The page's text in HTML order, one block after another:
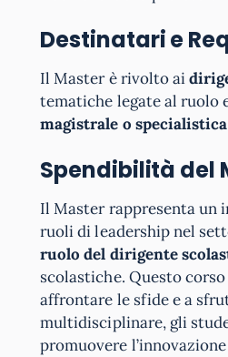
Destinatari e
Il Master è rivolto ai
tematiche legate al ruolo
magistrale o specialistica
Spendibilità del
Il Master rappresenta un
ruoli di leadership nel
ruolo del dirigente
scolastiche. Questo
affrontare le sfide e a
multidisciplinare, gli
promuovere